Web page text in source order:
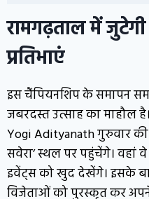
रामगढ़ताल में
प्रतिभाएं
इस चैंपियनशिप के समापन
जबरदस्त उत्साह का माहौल
Yogi Adityanath गुरुवार
सवेरा’ स्थल पर पहुंचेंगे। वहां
इवेंट्स को खुद देखेंगे। इसके
विजेताओं को पुरस्कृत कर